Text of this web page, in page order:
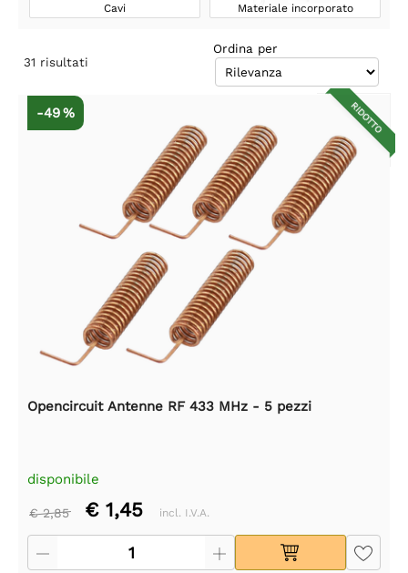
Cavi Materiale incorporato
31 risultati
Ordina per
RIDOTTO
-49 %
Opencircuit Antenne RF 433 MHz - 5 pezzi
disponibile
€ 2,85 € 1,45 incl. I.V.A.